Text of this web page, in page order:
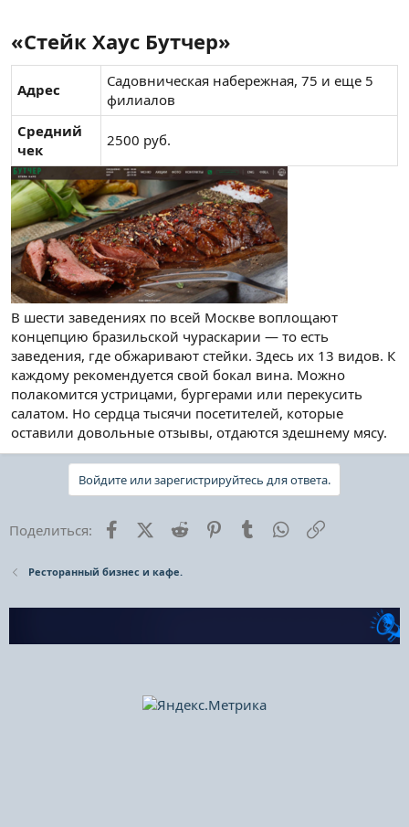
«Стейк Хаус Бутчер»​
Адрес
Садовническая набережная, 75 и еще 5
филиалов
Средний
чек
2500 руб.
В шести заведениях по всей Москве воплощают
концепцию бразильской чураскарии — то есть
заведения, где обжаривают стейки. Здесь их 13 видов. К
каждому рекомендуется свой бокал вина. Можно
полакомится устрицами, бургерами или перекусить
салатом. Но сердца тысячи посетителей, которые
оставили довольные отзывы, отдаются здешнему мясу.
Войдите или зарегистрируйтесь для ответа.
Поделиться: FacebookX (Twitter)
Reddit PinterestTumblr WhatsApp
Ресторанный бизнес и кафе.